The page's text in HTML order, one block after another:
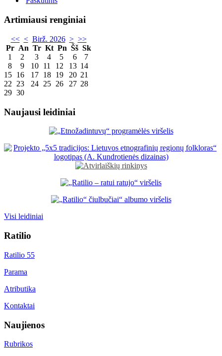
Artimiausi renginiai
<< < Birž. 2026 > >>
Pr An Tr Kt Pn Šš Sk
1
2 3 4 5 6
7
8
9 10 11 12 13 14
15 16 17 18 19 20 21
22
23 24 25 26 27 28
29 30
Naujausi leidiniai
Visi leidiniai
Ratilio
Ratilio 55
Parama
Atributika
Kontaktai
Naujienos
Rubrikos